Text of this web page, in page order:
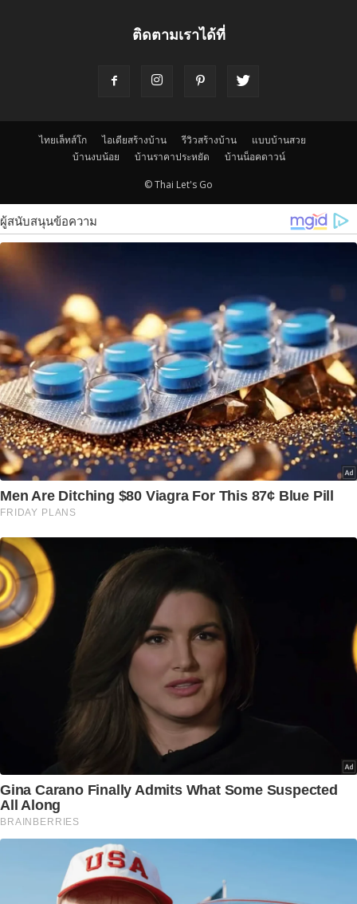
ติดตามเราได้ที่
ไทยเล็ทส์โก ไอเดียสร้างบ้าน รีวิวสร้างบ้าน
แบบบ้านสวย
บ้านงบน้อย
บ้านราคาประหยัด บ้านน็อคดาวน์
© Thai Let's Go